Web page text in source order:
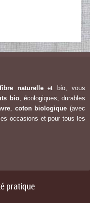
fibre naturelleet bio, vous
bio, écologiques, durables
, coton biologique (avec
occasions et pour tous les
pratique